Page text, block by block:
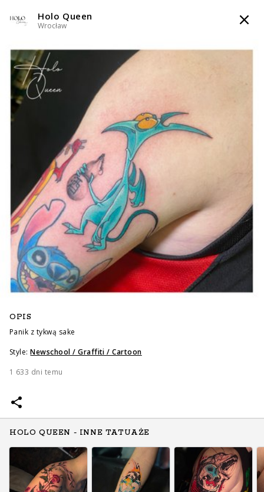
TATTOOARTIST
Holo Queen
Dotwork / Graficzny / Sketch / Line work / Fineline /
Outline / Newschool / Graffiti / Cartoon / Surrealizm / Horror /
Watercolor
WIADOMOŚĆ
TATUAŻE WZORY SKLEP
Holo Queen
Wrocław
OPIS
Panik z tykwą sake
Style: Newschool / Graffiti / Cartoon
1 633 dni temu
HOLO QUEEN - INNE TATUAŻE